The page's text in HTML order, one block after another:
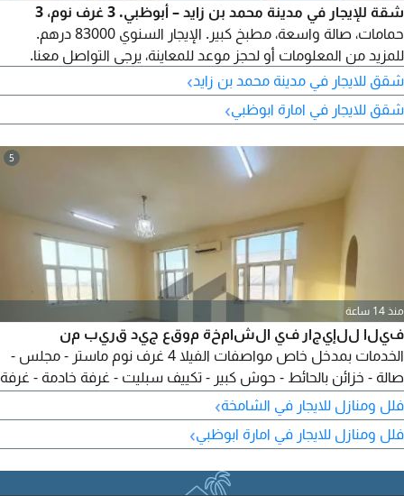
شقة للإيجار في مدينة محمد بن زايد – أبوظبي. 3 غرف نوم، 3
حمامات، صالة واسعة، مطبخ كبير. الإيجار السنوي 83000 درهم.
للمزيد من المعلومات أو لحجز موعد للمعاينة، يرجى التواصل معنا.
شقق للايجار في مدينة محمد بن زايد›
شقق للايجار في امارة ابوظبي›
5
منذ 14 ساعة
فيلا للإيجار في الشامخة موقع جيد قريب من
الخدمات بمدخل خاص مواصفات الفيلا 4 غرف نوم ماستر - مجلس -
صالة - خزائن بالحائط - حوش كبير - تكييف سبليت - غرفة خادمة - غرفة
غسيل - ستور - موقف بمظلة - مطلوب 150000 - يمتنع الوسطاء -
الرقم المرجعي VI 18587
فلل ومنازل للايجار في الشامخة›
فلل ومنازل للايجار في امارة ابوظبي›